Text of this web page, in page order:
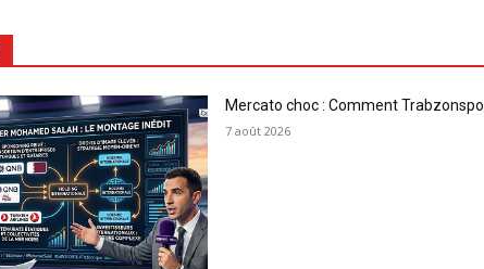
Mercato choc : Comment
7 août 2026